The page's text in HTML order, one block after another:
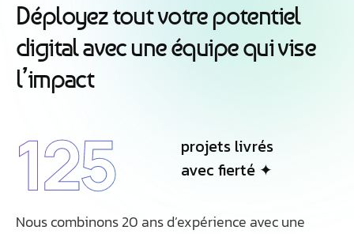
Déployeztoutvotrepotentiel
digitalavecuneéquipequivise
l’impact
projets livrés
avec fierté ✦
125
Nous combinons 20 ans d’expérience avec une